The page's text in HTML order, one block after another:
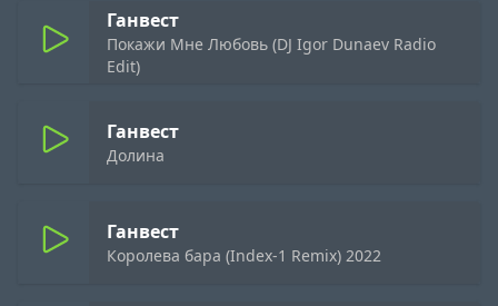
Ганвест
Покажи Мне Любовь (DJ Igor Dunaev Radio
Edit)
Ганвест
Долина
Ганвест
Королева бара (Index-1 Remix) 2022